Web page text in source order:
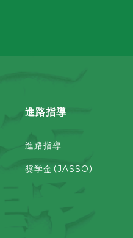
進路指導
進路指導
奨学金（JASSO）